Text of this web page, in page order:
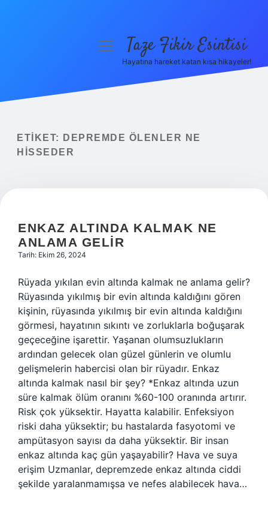
Yasal Uyarı
menüyüTaze Fikir Esintisi
Hayatına hareket katan kısa hikayeler!
ETIKET:
DEPREMDE ÖLENLER NE
HISSEDER
ENKAZ ALTINDA KALMAK NE
ANLAMA GELIR
Tarih: Ekim 26, 2024
Rüyada yıkılan evin altında kalmak ne anlama gelir?
Rüyasında yıkılmış bir evin altında kaldığını gören
kişinin, rüyasında yıkılmış bir evin altında kaldığını
görmesi, hayatının sıkıntı ve zorluklarla boğuşarak
geçeceğine işarettir. Yaşanan olumsuzlukların
ardından gelecek olan güzel günlerin ve olumlu
gelişmelerin habercisi olan bir rüyadır. Enkaz
altında kalmak nasıl bir şey? *Enkaz altında uzun
süre kalmak ölüm oranını %60-100 oranında artırır.
Risk çok yüksektir. Hayatta kalabilir. Enfeksiyon
riski daha yüksektir; bu hastalarda fasyotomi ve
ampütasyon sayısı da daha yüksektir. Bir insan
enkaz altında kaç gün yaşayabilir? Hava ve suya
erişim Uzmanlar, depremzede enkaz altında ciddi
şekilde yaralanmamışsa ve nefes alabilecek hava…